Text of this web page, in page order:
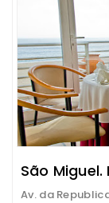
São
Av. da